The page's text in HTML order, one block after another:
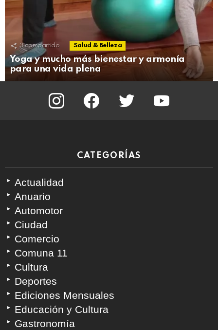
3 compartido Salud & Belleza
Yoga y mucho más bienestar y armonía
para una vida plena
instagram facebook twitter youtube
CATEGORÍAS
Actualidad
Anuario
Automotor
Ciudad
Comercio
Comuna 11
Cultura
Deportes
Ediciones Mensuales
Educación y Cultura
Gastronomía